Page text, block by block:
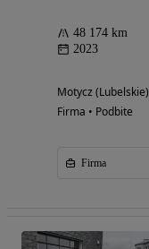
48 174 km
2023
Motycz (Lubelskie)
Firma • Podbite
Firma